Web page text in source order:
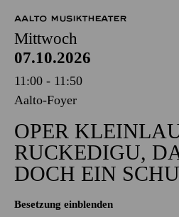
AALTO MUSIKTHEATER
Mittwoch
07.10.2026
11:00 - 11:50
Aalto-Foyer
OPER
RUCKEDIGU,
DOCH EIN
Besetzung einblenden